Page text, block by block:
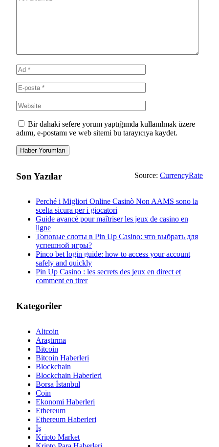
Bir dahaki sefere yorum yaptığımda kullanılmak üzere
adımı, e-postamı ve web sitemi bu tarayıcıya kaydet.
Source: CurrencyRate
Son Yazılar
Perché i Migliori Online Casinò Non AAMS sono la
scelta sicura per i giocatori
Guide avancé pour maîtriser les jeux de casino en
ligne
Топовые слоты в Pin Up Casino: что выбрать для
успешной игры?
Pinco bet login guide: how to access your account
safely and quickly
Pin Up Casino : les secrets des jeux en direct et
comment en tirer
Kategoriler
Altcoin
Araştırma
Bitcoin
Bitcoin Haberleri
Blockchain
Blockchain Haberleri
Borsa İstanbul
Coin
Ekonomi Haberleri
Ethereum
Ethereum Haberleri
İş
Kripto Market